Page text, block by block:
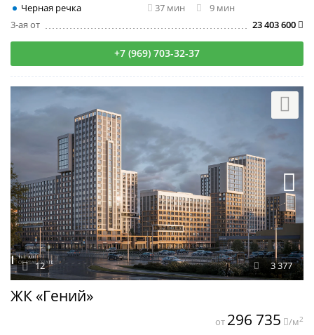
Черная речка
37 мин
9 мин
3-ая от
23 403 600
+7 (969) 703-32-37
ЖК «Гений»
3 377
12
от 296 735 /м2